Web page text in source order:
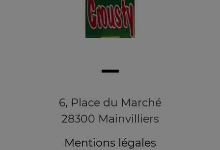
6, Place du Marché
28300 Mainvilliers
Mentions légales